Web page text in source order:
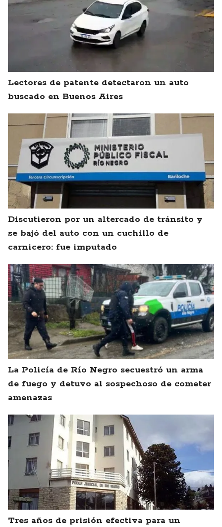
Lectores de patente detectaron un auto
buscado en Buenos Aires
Discutieron por un altercado de tránsito y
se bajó del auto con un cuchillo de
carnicero: fue imputado
La Policía de Río Negro secuestró un arma
de fuego y detuvo al sospechoso de cometer
amenazas
Tres años de prisión efectiva para un